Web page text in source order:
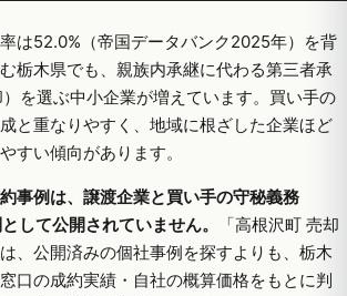
は52.0%（帝国データバンク2025年）を背
栃木県でも、親族内承継に代わる第三者承
を選ぶ中小企業が増えています。買い手の
と重なりやすく、地域に根ざした企業ほど
すい傾向があります。
事例は、譲渡企業と買い手の守秘義務
して公開されていません。
「高根沢町 売却
、公開済みの個社事例を探すよりも、栃木
口の成約実績・自社の概算価格をもとに判